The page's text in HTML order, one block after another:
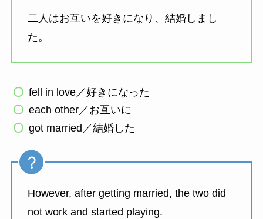
二人はお互いを好きになり、結婚しまし
た。
fell in love／好きになった
each other／お互いに
got married／結婚した
However, after getting married, the two did
not work and started playing.